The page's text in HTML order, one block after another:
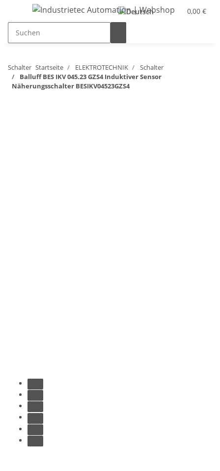
0,00 €
Schalter Startseite ELEKTROTECHNIK
Schalter
Balluff BES IKV 045.23 GZS4 Induktiver Sensor
Näherungsschalter BESIKV04523GZS4